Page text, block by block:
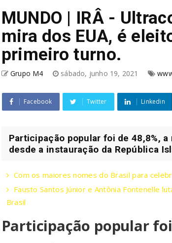
MUNDO | IRÂ -
mira dos EUA, é
primeiro turno.
Grupo M4 sábado, junho 19, 2021
Facebook Twitter Linkedin
Participação popular foi de 48,8%,
desde a instauração da República
Com os maiores nomes do Brasil para
Fausto Santos Júnior e Antônia Fontenelle
Brasil
Participação popular